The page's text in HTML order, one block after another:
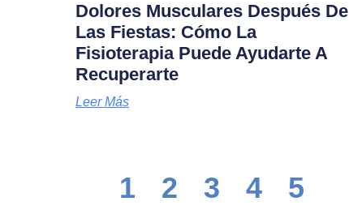
Dolores Musculares Después De
Las Fiestas: Cómo La
Fisioterapia Puede Ayudarte A
Recuperarte
Leer Más
1 2 3 4 5